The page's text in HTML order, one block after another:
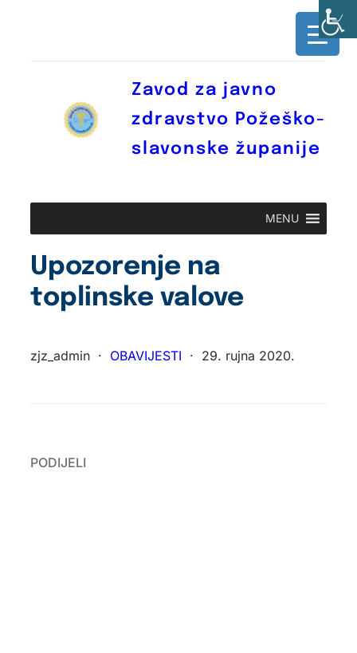
Zavod za javno
zdravstvo Požeško-
slavonske županije
MENU
Upozorenje na
toplinske valove
zjz_admin · OBAVIJESTI · 29. rujna 2020.
PODIJELI